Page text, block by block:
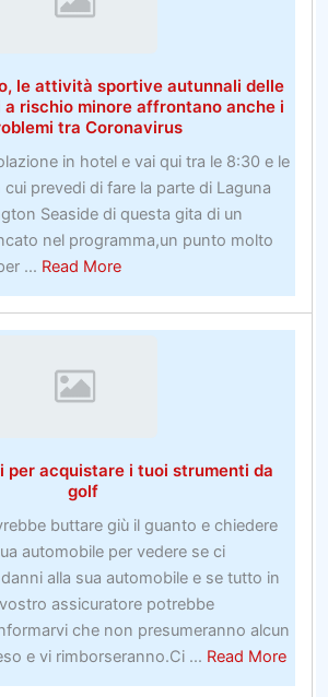
omaggi
Segreti
per
più
tipicamente
le attività sportive autunnali delle
rischio minore affrontano anche i
tra Coronavirus
in hotel e vai qui tra le 8:30 e le
prevedi di fare la parte di Laguna
Seaside di questa gita di un
nel programma,un punto molto
... Read Moreabout
A
parte
autunnali
scuole
inferiori
a
rischio
minore
affrontano
anche
per acquistare i tuoi strumenti da
golf
buttare giù il guanto e chiedere
automobile per vedere se ci
alla sua automobile e se tutto in
assicuratore potrebbe
che non presumeranno alcun
e vi rimborseranno.Ci ... Read Moreabout
I